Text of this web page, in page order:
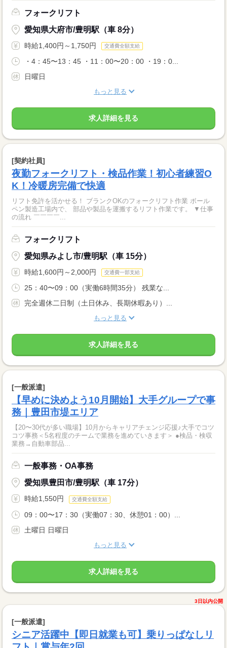
フォークリフト
愛知県大府市/豊明駅（車 8分）
時給1,400円～1,750円 交通費全額支給
・4：45〜13：45 ・11：00〜20：00 ・19：0...
日曜日
もっと見る
求人詳細を見る
[契約社員]
夜勤フォークリフト・検品作業！初心者練習O
K！冷暖房完備で快適
リフト免許を活かせる！ ブランクOKのフォークリフト作業 ボール
ペン製造工場内で、 部品や製品を運搬するリフト作業です。 ▼仕事
の流れ ￣￣￣￣...
フォークリフト
愛知県みよし市/豊明駅（車 15分）
時給1,600円～2,000円 交通費一部支給
25：40〜09：00（実働6時間35分） 残業な...
完全週休二日制（土日休み、長期休暇あり）...
もっと見る
求人詳細を見る
[一般派遣]
【早めに決めよう10月開始】大手グループで事
務｜豊田市堤エリア
【20〜30代が多い職場】10月からキャリアチェンジ応援♪大手でコツ
コツ事務＜5名程度のチームで業務を進めていきます＞ ●検品・検収
業務→自動車部品...
一般事務・OA事務
愛知県豊田市/豊明駅（車 17分）
時給1,550円 交通費全額支給
09：00〜17：30（実働07：30、休憩01：00）...
土曜日 日曜日
もっと見る
求人詳細を見る
3日以内公開
[一般派遣]
シニア活躍中【即日就業も可】乗りっぱなしリ